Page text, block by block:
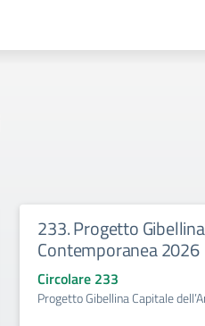
233. Progetto
Contemporanea 2026
Circolare 233
Progetto Gibellina Capitale